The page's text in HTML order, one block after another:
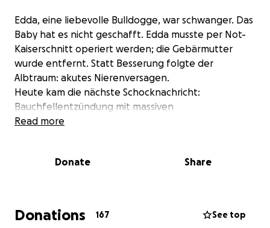
Edda, eine liebevolle Bulldogge, war schwanger. Das
Baby hat es nicht geschafft. Edda musste per Not-
Kaiserschnitt operiert werden; die Gebärmutter
wurde entfernt. Statt Besserung folgte der
Albtraum: akutes Nierenversagen.
Heute kam die nächste Schocknachricht:
Bauchfellentzündung mit massiven
Entzündungsherden an den OP-Stellen. Edda
Die Kosten übersteigen jegliche Möglichkeiten:
Eddas Prognose ist kritisch, aber es gibt einen
kleinen Funken Hoffnung – und an den klammern
Read more
Donate Share
Donations 167 See top